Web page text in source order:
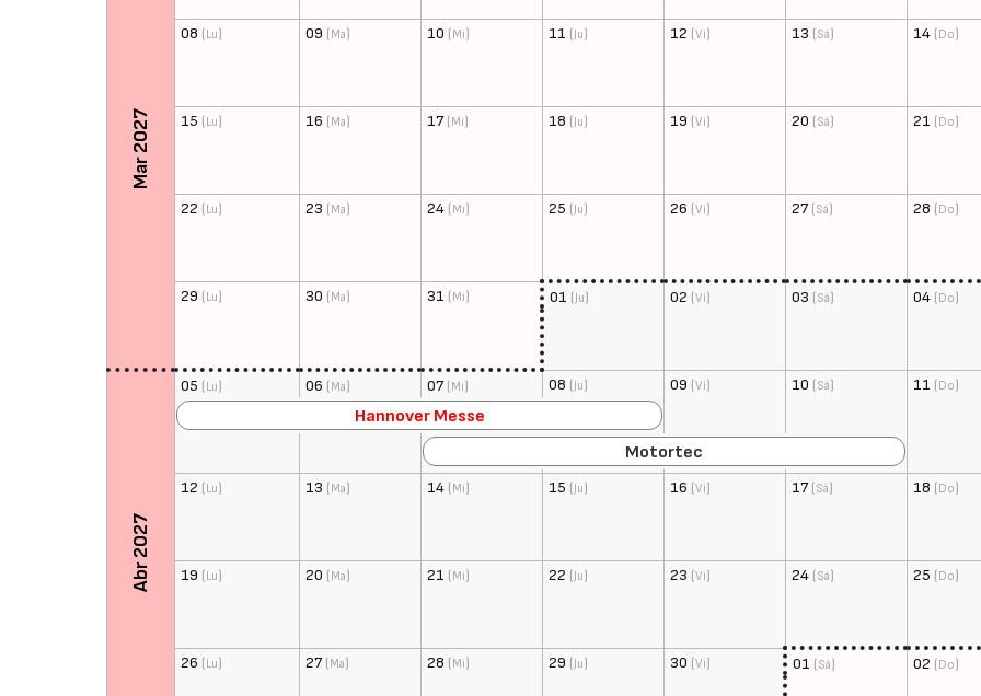
Mar 2027
08 (Lu) 09 (Ma) 10 (Mi) 11 (Ju) 12 (Vi) 13 (Sá) 14 (Do)
15 (Lu) 16 (Ma) 17(Mi) 18 (Ju) 19 (Vi) 20 (Sá) 21 (Do)
22 (Lu) 23 (Ma) 24 (Mi) 25 (Ju) 26 (Vi) 27(Sá) 28 (Do)
29 (Lu) 30 (Ma) 31 (Mi) 01 (Ju) 02 (Vi) 03 (Sá) 04 (Do)
Abr 2027
05 (Lu) 06 (Ma) 07(Mi) 08 (Ju) 09 (Vi) 10 (Sá) 11 (Do)
Hannover Messe
Motortec
12 (Lu) 13 (Ma) 14 (Mi) 15 (Ju) 16 (Vi) 17(Sá) 18 (Do)
19 (Lu) 20 (Ma) 21 (Mi) 22 (Ju) 23 (Vi) 24 (Sá) 25 (Do)
26 (Lu) 27(Ma) 28 (Mi) 29 (Ju) 30 (Vi) 01 (Sá) 02 (Do)